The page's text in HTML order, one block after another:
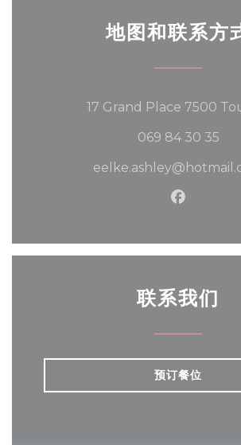
地图和联系方
17 Grand Place 7500
069 84 30 35
联系我们
预订餐位